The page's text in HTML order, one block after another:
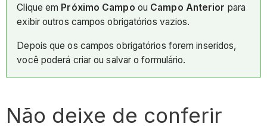
Clique em Próximo Campo ou Campo Anterior para
exibir outros campos obrigatórios vazios.
Depois que os campos obrigatórios forem inseridos,
você poderá criar ou salvar o formulário.
Não deixe de conferir